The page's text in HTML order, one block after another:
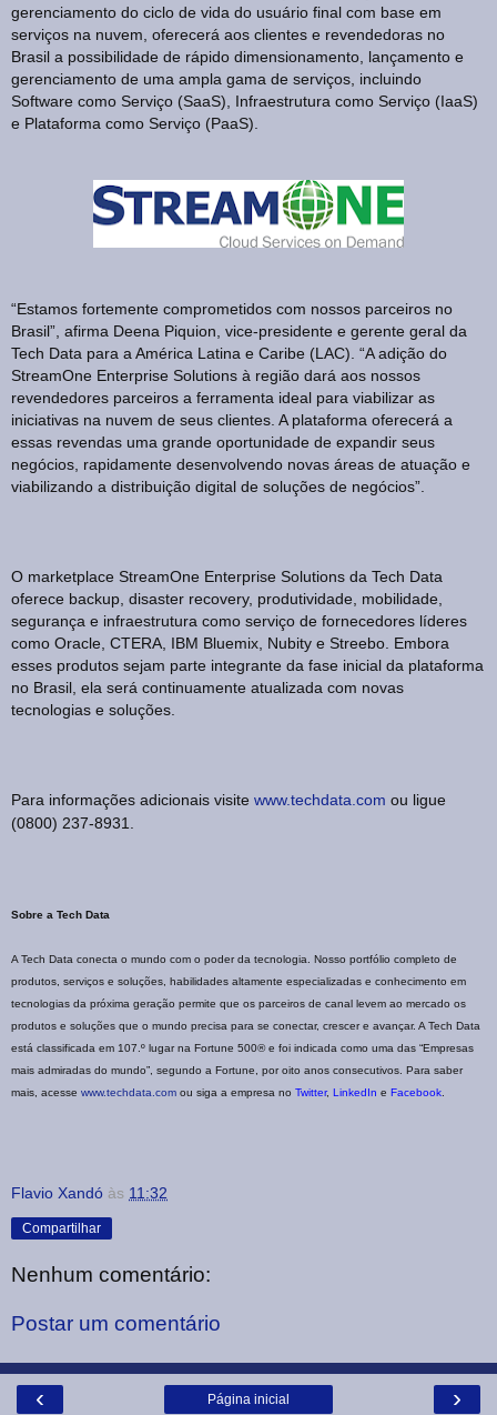
gerenciamento do ciclo de vida do usuário final com base em
serviços na nuvem, oferecerá aos clientes e revendedoras no
Brasil a possibilidade de rápido dimensionamento, lançamento e
gerenciamento de uma ampla gama de serviços, incluindo
Software como Serviço (SaaS), Infraestrutura como Serviço (IaaS)
e Plataforma como Serviço (PaaS).
“Estamos fortemente comprometidos com nossos parceiros no
Brasil”, afirma Deena Piquion, vice-presidente e gerente geral da
Tech Data para a América Latina e Caribe (LAC). “A adição do
StreamOne Enterprise Solutions à região dará aos nossos
revendedores parceiros a ferramenta ideal para viabilizar as
iniciativas na nuvem de seus clientes. A plataforma oferecerá a
essas revendas uma grande oportunidade de expandir seus
negócios, rapidamente desenvolvendo novas áreas de atuação e
viabilizando a distribuição digital de soluções de negócios”.
O marketplace StreamOne Enterprise Solutions da Tech Data
oferece backup, disaster recovery, produtividade, mobilidade,
segurança e infraestrutura como serviço de fornecedores líderes
como Oracle, CTERA, IBM Bluemix, Nubity e Streebo. Embora
esses produtos sejam parte integrante da fase inicial da plataforma
no Brasil, ela será continuamente atualizada com novas
tecnologias e soluções.
Para informações adicionais visite www.techdata.com ou ligue
(0800) 237-8931.
Sobre a Tech Data
A Tech Data conecta o mundo com o poder da tecnologia. Nosso portfólio completo de
produtos, serviços e soluções, habilidades altamente especializadas e conhecimento em
tecnologias da próxima geração permite que os parceiros de canal levem ao mercado os
produtos e soluções que o mundo precisa para se conectar, crescer e avançar. A Tech Data
está classificada em 107.º lugar na Fortune 500® e foi indicada como uma das “Empresas
mais admiradas do mundo”, segundo a Fortune, por oito anos consecutivos. Para saber
mais, acesse www.techdata.com ou siga a empresa no Twitter, LinkedIn e Facebook
Flavio Xandó às 11:32
Compartilhar
Nenhum comentário:
Postar um comentário
‹ ›
Página inicial